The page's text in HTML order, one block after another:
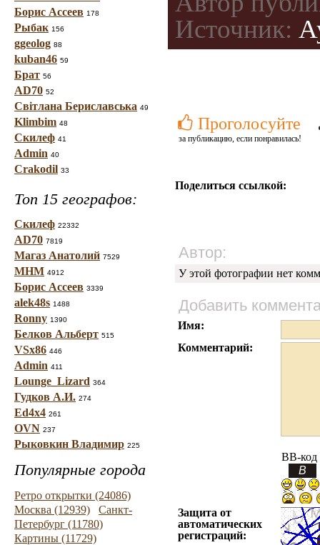
Борис Ассеев 178
Рыбак 156
ggeolog 88
kuban46 59
Брат 56
AD70 52
Світлана Бериславська 49
Klimbim 48
Скилеф 41
Admin 40
Crakodil 33
Топ 15 географов:
Скилеф 22332
AD70 7819
Магаз Анатолий 7529
МНМ 4912
Борис Ассеев 3339
alek48s 1488
Ronny 1390
Белков Альберт 515
VSx86 446
Admin 411
Lounge_Lizard 364
Гудков А.И. 274
Ed4x4 261
OVN 237
Рыковкин Владимир 225
Популярные города
Ретро открытки (24086)
Москва (12939)
Санкт-
Петербург (11780)
Картины (11729)
Источник:
Проголосуйте
за публикацию, если понравилась!
Поделиться ссылкой:
Автор:
У этой фотографии нет
Добавить
Имя:
Комментарий:
BB-код
Защита от
автоматических
регистраций: